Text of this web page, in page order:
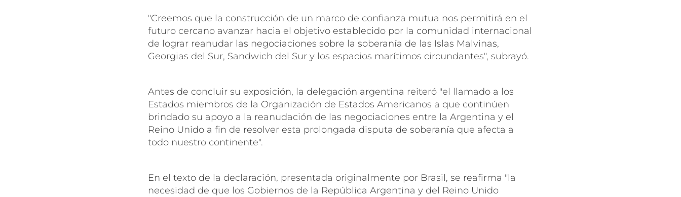
"Creemos que la construcción de un marco de confianza mutua nos permitirá en el
futuro cercano avanzar hacia el objetivo establecido por la comunidad internacional
de lograr reanudar las negociaciones sobre la soberanía de las Islas Malvinas,
Georgias del Sur, Sandwich del Sur y los espacios marítimos circundantes", subrayó.
Antes de concluir su exposición, la delegación argentina reiteró "el llamado a los
Estados miembros de la Organización de Estados Americanos a que continúen
brindado su apoyo a la reanudación de las negociaciones entre la Argentina y el
Reino Unido a fin de resolver esta prolongada disputa de soberanía que afecta a
todo nuestro continente".
En el texto de la declaración, presentada originalmente por Brasil, se reafirma "la
necesidad de que los Gobiernos de la República Argentina y del Reino Unido